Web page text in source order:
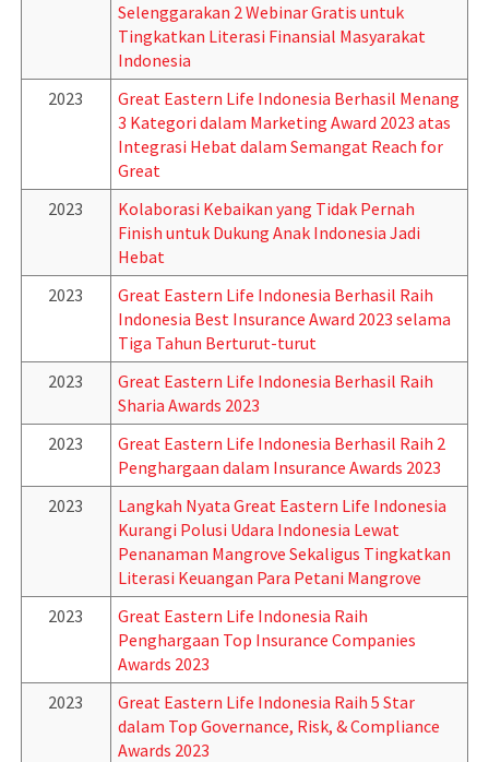
Selenggarakan 2 Webinar Gratis untuk
Tingkatkan Literasi Finansial Masyarakat
Indonesia
2023
Great Eastern Life Indonesia Berhasil Menang
3 Kategori dalam Marketing Award 2023 atas
Integrasi Hebat dalam Semangat Reach for
Great
2023
Kolaborasi Kebaikan yang Tidak Pernah
Finish untuk Dukung Anak Indonesia Jadi
Hebat
2023
Great Eastern Life Indonesia Berhasil Raih
Indonesia Best Insurance Award 2023 selama
Tiga Tahun Berturut-turut
2023
Great Eastern Life Indonesia Berhasil Raih
Sharia Awards 2023
2023
Great Eastern Life Indonesia Berhasil Raih 2
Penghargaan dalam Insurance Awards 2023
2023
Langkah Nyata Great Eastern Life Indonesia
Kurangi Polusi Udara Indonesia Lewat
Penanaman Mangrove Sekaligus Tingkatkan
Literasi Keuangan Para Petani Mangrove
2023
Great Eastern Life Indonesia Raih
Penghargaan Top Insurance Companies
Awards 2023
2023
Great Eastern Life Indonesia Raih 5 Star
dalam Top Governance, Risk, & Compliance
Awards 2023